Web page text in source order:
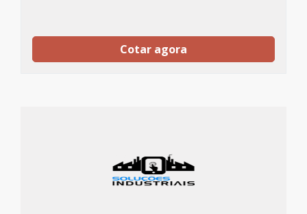
Cotar agora